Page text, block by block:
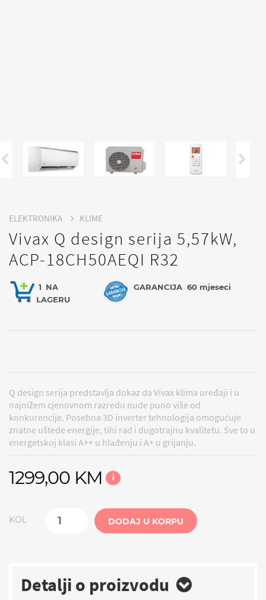
ELEKTRONIKA KLIME
Vivax Q design serija 5,57kW,
ACP-18CH50AEQI R32
1 NA
LAGERU
GARANCIJA 60 mjeseci
Q design serija predstavlja dokaz da Vivax klima uređaji i u
najnižem cjenovnom razredu nude puno više od
konkurencije. Posebna 3D inverter tehnologija omogućuje
znatne uštede energije, tihi rad i dugotrajnu kvalitetu. Sve to u
energetskoj klasi A++ u hlađenju i A+ u grijanju.
1299,00 KM i
KOL DODAJ U KORPU
Detalji o proizvodu